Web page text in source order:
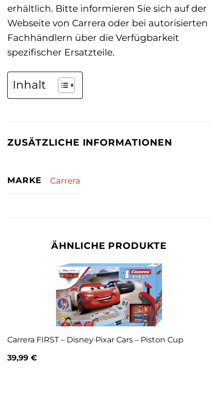
erhältlich. Bitte informieren Sie sich auf der
Webseite von Carrera oder bei autorisierten
Fachhändlern über die Verfügbarkeit
spezifischer Ersatzteile.
Inhalt
ZUSÄTZLICHE INFORMATIONEN
MARKE Carrera
ÄHNLICHE PRODUKTE
Carrera FIRST – Disney·Pixar Cars – Piston Cup
39,99 €